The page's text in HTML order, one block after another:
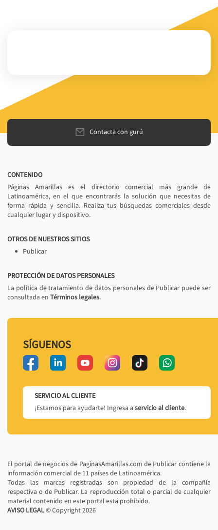
Contacta con gurú
CONTENIDO
Páginas Amarillas es el directorio comercial más grande de
Latinoamérica, en el que encontrarás la solución que necesitas de
forma rápida y sencilla. Realiza tus búsquedas comerciales desde
cualquier lugar y dispositivo.
OTROS DE NUESTROS SITIOS
Publicar
PROTECCIÓN DE DATOS PERSONALES
La política de tratamiento de datos personales de Publicar puede ser
consultada en Términos legales.
SÍGUENOS
SERVICIO AL CLIENTE
¡Estamos para ayudarte! Ingresa a servicio al cliente.
El portal de negocios de PaginasAmarillas.com de Publicar contiene la
información comercial de 11 países de Latinoamérica.
Todas las marcas registradas son propiedad de la compañía
respectiva o de Publicar. La reproducción total o parcial de cualquier
material contenido en este portal está prohibido.
AVISO LEGAL© Copyright2026